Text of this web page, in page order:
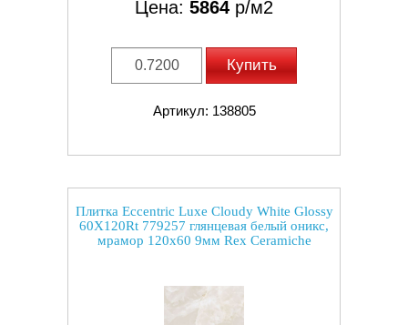
Цена: 5864 р/м2
Купить
Артикул: 138805
Плитка Eccentric Luxe Cloudy White Glossy
60X120Rt 779257 глянцевая белый оникс,
мрамор 120x60 9мм Rex Ceramiche